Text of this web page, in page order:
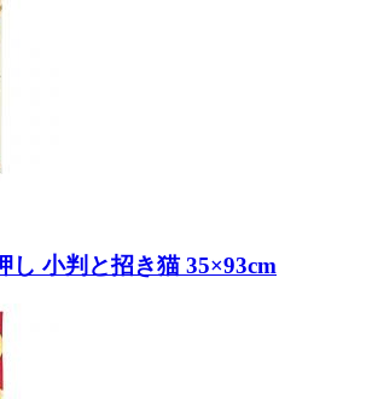
し 小判と招き猫 35×93cm